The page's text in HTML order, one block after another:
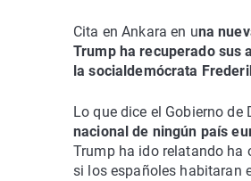
Cita en Ankara en una
Trump ha recuperado sus
la socialdemócrata
Lo que dice el Gobierno
nacional de ningún país
Trump ha ido relatando ha
si los españoles habitaran